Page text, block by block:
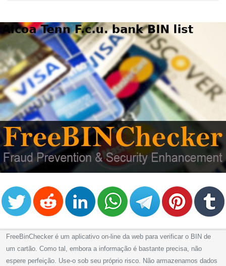
FreeBinChecker é um aplicativo on-line da web para verificar o BIN de
um cartão. Como tal, embora a informação é bastante precisa, não
espere perfeição. Use-o sob seu próprio risco. Não armazenamos dados